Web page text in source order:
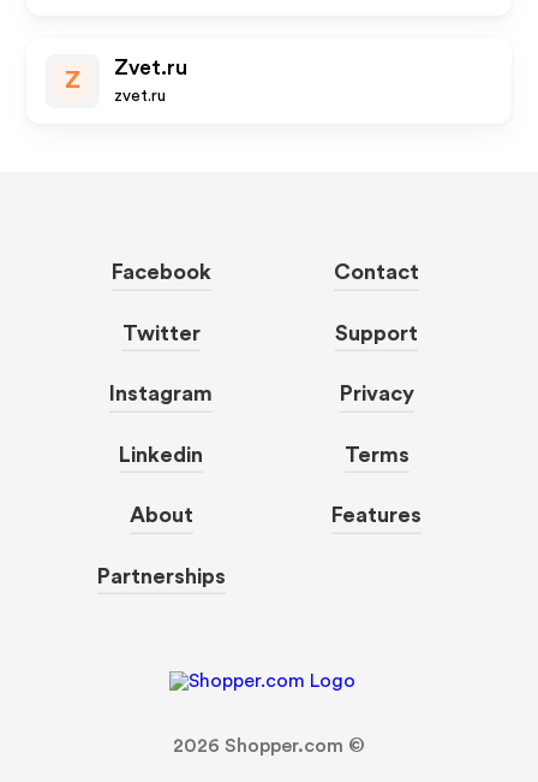
Z
Zvet.ru
zvet.ru
Facebook
Twitter
Instagram
Linkedin
About
Partnerships
Contact
Support
Privacy
Terms
Features
2026 Shopper.com ©